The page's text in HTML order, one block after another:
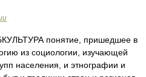
понятие, пришедшее в
из социологии, изучающей
населения, и этнографии и